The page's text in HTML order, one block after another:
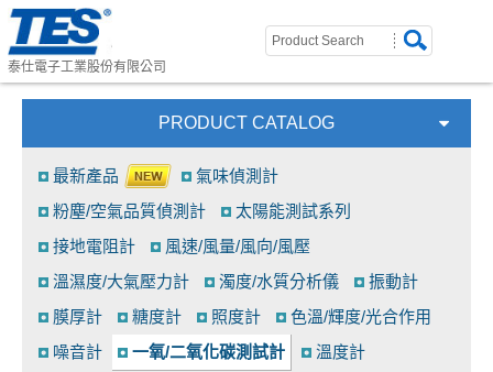
泰仕電子工業股份有限公司
PRODUCT CATALOG
最新產品
氣味偵測計
粉塵/空氣品質偵測計
太陽能測試系列
接地電阻計
風速/風量/風向/風壓
溫濕度/大氣壓力計
濁度/水質分析儀
振動計
膜厚計
糖度計 照度計
色溫/輝度/光合作用
噪音計
一氧/二氧化碳測試計
溫度計